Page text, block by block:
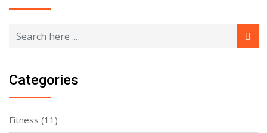
Categories
Fitness (11)